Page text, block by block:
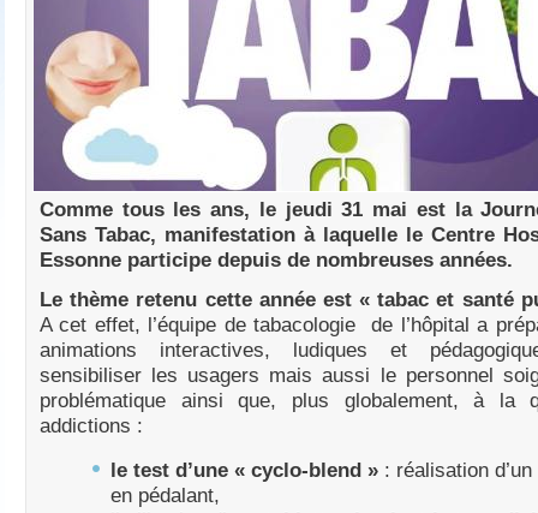
Comme tous les ans, le jeudi 31 mai est la
Sans Tabac, manifestation à laquelle le Centre
Essonne participe depuis de nombreuses années.
Le thème retenu cette année est « tabac et santé
A cet effet, l’équipe de tabacologie de l’hôpital a
animations interactives, ludiques et
sensibiliser les usagers mais aussi le personnel
problématique ainsi que, plus globalement, à la
addictions :
le test d’une « cyclo-blend » : réalisation
en pédalant,